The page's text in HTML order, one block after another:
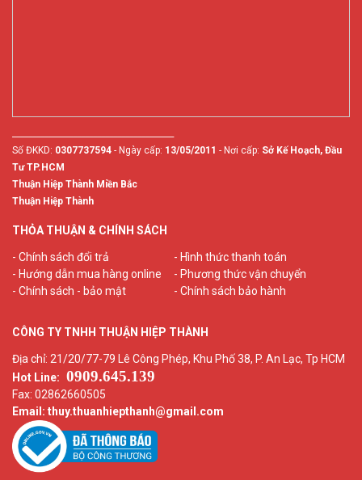
Số ĐKKD: 0307737594 - Ngày cấp: 13/05/2011 - Nơi cấp: Sở Kế Hoạch, Đầu
Tư TP.HCM
Thuận Hiệp Thành Miền Bắc
Thuận Hiệp Thành
THỎA THUẬN & CHÍNH SÁCH
- Chính sách đổi trả
- Hình thức thanh toán
- Hướng dẫn mua hàng online
- Phương thức vận chuyển
- Chính sách - bảo mật
- Chính sách bảo hành
CÔNG TY TNHH THUẬN HIỆP THÀNH
Địa chỉ: 21/20/77-79 Lê Công Phép, Khu Phố 38, P. An Lạc, Tp HCM
Hot Line: 0909.645.139
Fax: 02862660505
Email: thuy.thuanhiepthanh@gmail.com